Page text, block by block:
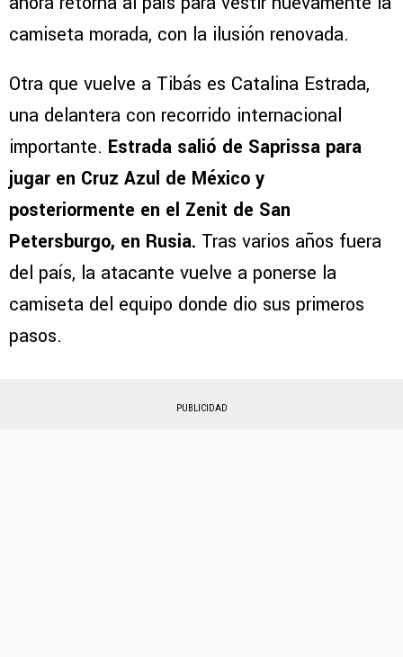
camiseta morada, con la ilusión renovada.
Otra que vuelve a Tibás es Catalina Estrada,
una delantera con recorrido internacional
importante. Estrada salió de Saprissa para
jugar en Cruz Azul de México y
posteriormente en el Zenit de San
Petersburgo, en Rusia. Tras varios años fuera
del país, la atacante vuelve a ponerse la
camiseta del equipo donde dio sus primeros
pasos.
PUBLICIDAD